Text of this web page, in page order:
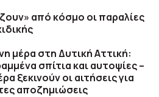
από κόσμο οι παραλίες
μέρα στη Δυτική Αττική:
σπίτια και αυτοψίες –
ξεκινούν οι αιτήσεις για
αποζημιώσεις